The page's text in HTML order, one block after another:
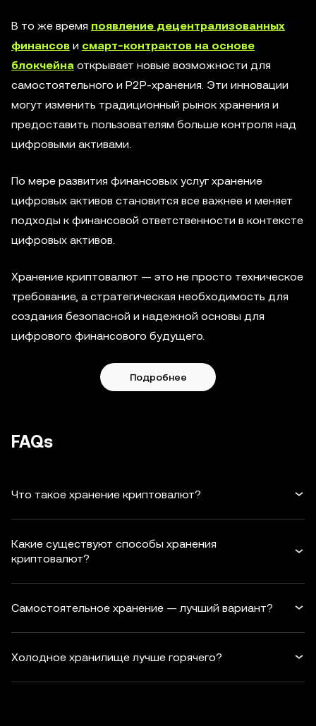
В то же время появление децентрализованных
финансов и смарт-контрактов на основе
блокчейна открывает новые возможности для
самостоятельного и P2P-хранения. Эти инновации
могут изменить традиционный рынок хранения и
предоставить пользователям больше контроля над
цифровыми активами.
По мере развития финансовых услуг хранение
цифровых активов становится все важнее и меняет
подходы к финансовой ответственности в контексте
цифровых активов.
Хранение криптовалют — это не просто техническое
требование, а стратегическая необходимость для
создания безопасной и надежной основы для
цифрового финансового будущего.
Подробнее
FAQs
Что такое хранение криптовалют?
Какие существуют способы хранения
криптовалют?
Самостоятельное хранение — лучший вариант?
Холодное хранилище лучше горячего?